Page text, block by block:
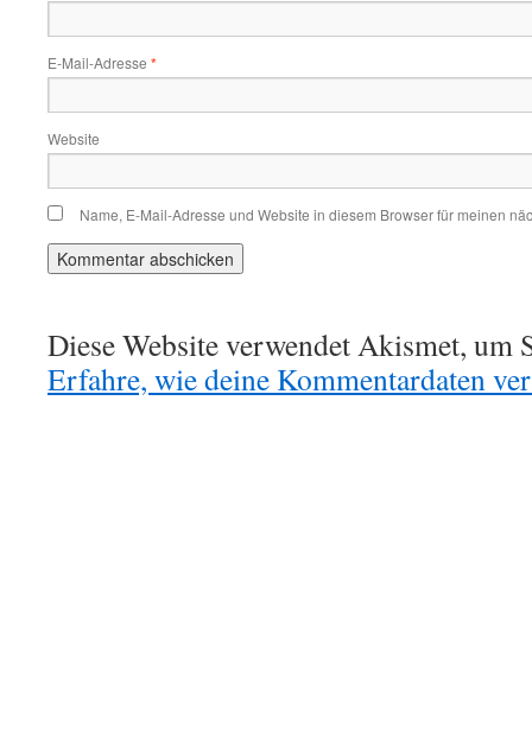
E-Mail-Adresse *
Website
Name, E-Mail-Adresse und Website in diesem Browser für meinen
Diese Website verwendet Akismet, um
Erfahre, wie deine Kommentardaten